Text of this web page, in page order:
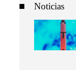
Noticias